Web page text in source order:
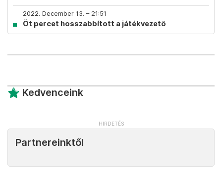
2022. December 13. – 21:51
Öt percet hosszabbított a játékvezető
Kedvenceink
Partnereinktől